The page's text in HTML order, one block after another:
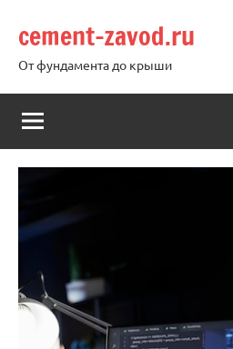
содержимому
cement-zavod.ru
От фундамента до крыши